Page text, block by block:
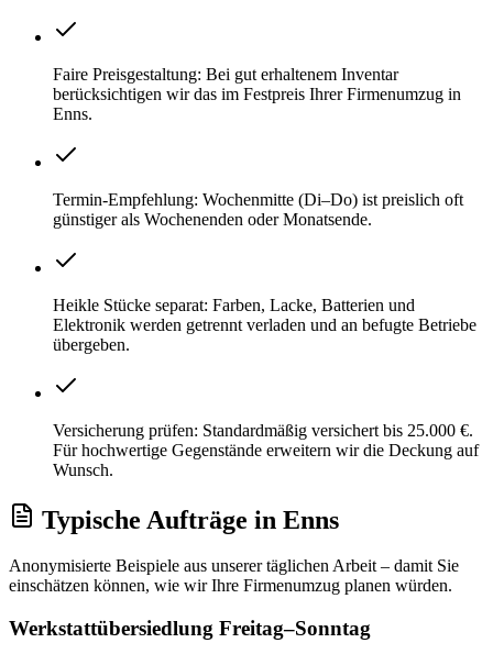
Faire Preisgestaltung: Bei gut erhaltenem Inventar
berücksichtigen wir das im Festpreis Ihrer Firmenumzug in
Enns.
Termin-Empfehlung: Wochenmitte (Di–Do) ist preislich oft
günstiger als Wochenenden oder Monatsende.
Heikle Stücke separat: Farben, Lacke, Batterien und
Elektronik werden getrennt verladen und an befugte Betriebe
übergeben.
Versicherung prüfen: Standardmäßig versichert bis 25.000 €.
Für hochwertige Gegenstände erweitern wir die Deckung auf
Wunsch.
Typische Aufträge in Enns
Anonymisierte Beispiele aus unserer täglichen Arbeit – damit Sie
einschätzen können, wie wir Ihre Firmenumzug planen würden.
Werkstattübersiedlung Freitag–Sonntag